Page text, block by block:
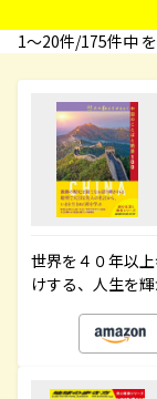
1〜20件/175件中
世界を４０年以
けする、人生を